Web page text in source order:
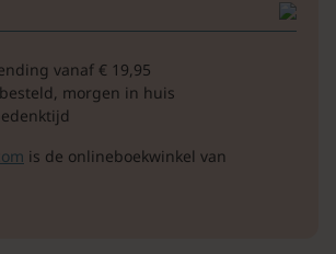
vanaf € 19,95
morgen in huis
is de onlineboekwinkel van